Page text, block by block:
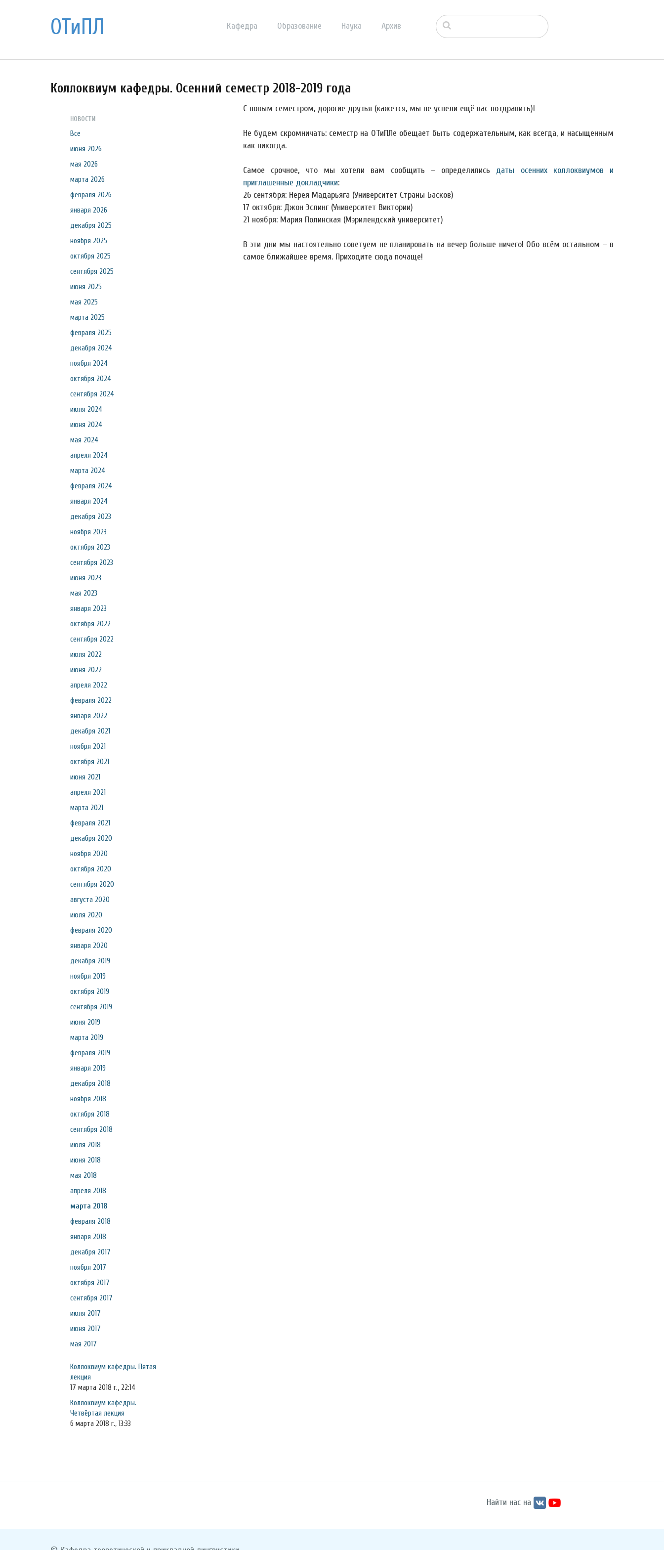
ОТиПЛ Кафедра Образование Наука Архив
Коллоквиум кафедры. Осенний семестр 2018-2019 года
НОВОСТИ
Все
июня 2026
мая 2026
марта 2026
февраля 2026
января 2026
декабря 2025
ноября 2025
октября 2025
сентября 2025
июня 2025
мая 2025
марта 2025
февраля 2025
декабря 2024
ноября 2024
октября 2024
сентября 2024
июля 2024
июня 2024
мая 2024
апреля 2024
марта 2024
февраля 2024
января 2024
декабря 2023
ноября 2023
октября 2023
сентября 2023
июня 2023
мая 2023
января 2023
октября 2022
сентября 2022
июля 2022
июня 2022
апреля 2022
февраля 2022
января 2022
декабря 2021
ноября 2021
октября 2021
июня 2021
апреля 2021
марта 2021
февраля 2021
декабря 2020
ноября 2020
октября 2020
сентября 2020
августа 2020
июля 2020
февраля 2020
января 2020
декабря 2019
ноября 2019
октября 2019
сентября 2019
июня 2019
марта 2019
февраля 2019
января 2019
декабря 2018
ноября 2018
октября 2018
сентября 2018
июля 2018
июня 2018
мая 2018
апреля 2018
марта 2018
февраля 2018
января 2018
декабря 2017
ноября 2017
октября 2017
сентября 2017
июля 2017
июня 2017
мая 2017
Коллоквиум кафедры. Пятая
лекция
17 марта 2018 г., 22:14
Коллоквиум кафедры.
Четвёртая лекция
6 марта 2018 г., 13:33
С новым семестром, дорогие друзья (кажется, мы не успели ещё вас поздравить)!
Не будем скромничать: семестр на ОТиПЛе обещает быть содержательным, как всегда, и насыщенным
как никогда.
Самое срочное, что мы хотели вам сообщить – определились даты осенних коллоквиумов и
приглашенные докладчики:
26 сентября: Нерея Мадарьяга (Университет Страны Басков)
17 октября: Джон Эслинг (Университет Виктории)
21 ноября: Мария Полинская (Мэрилендский университет)
В эти дни мы настоятельно советуем не планировать на вечер больше ничего! Обо всём остальном – в
самое ближайшее время. Приходите сюда почаще!
Найти нас на